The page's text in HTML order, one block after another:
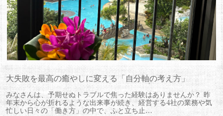
大失敗を最高の癒やしに変える「自分軸の考え方」
みなさんは、予期せぬトラブルで焦った経験はありませんか？ 昨
年末から心が折れるような出来事が続き、経営する4社の業務や気
忙しい日々の「働き方」の中で、ふと立ち止…